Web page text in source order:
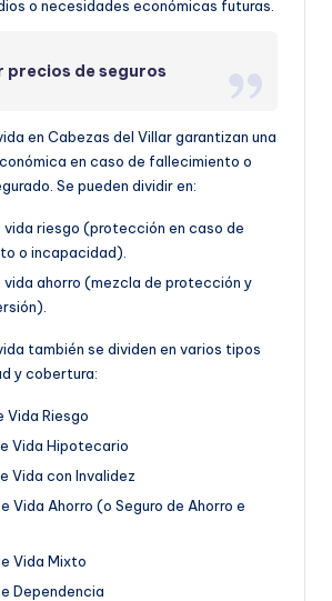
o necesidades económicas futuras.
precios de seguros
en Cabezas del Villar garantizan una
en caso de fallecimiento o
Se pueden dividir en:
vida riesgo (protección en caso de
o incapacidad).
vida ahorro (mezcla de protección y
también se dividen en varios tipos
y cobertura:
Vida Riesgo
Vida Hipotecario
Vida con Invalidez
Vida Ahorro (o Seguro de Ahorro e
Vida Mixto
Dependencia